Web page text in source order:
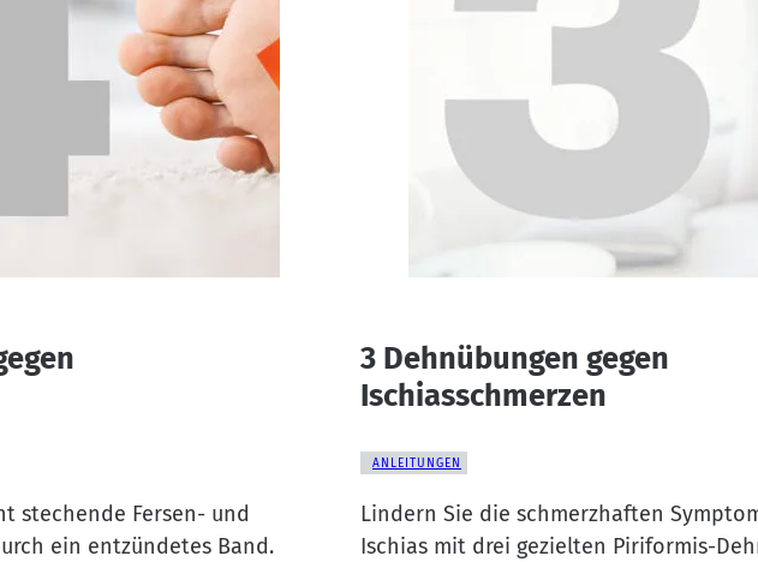
stechende Fersen- und
ein entzündetes Band.
3 Dehnübungen gegen
Ischiasschmerzen
ANLEITUNGEN
Lindern Sie die schmerzhaften
Ischias mit drei gezielten Piriformis-